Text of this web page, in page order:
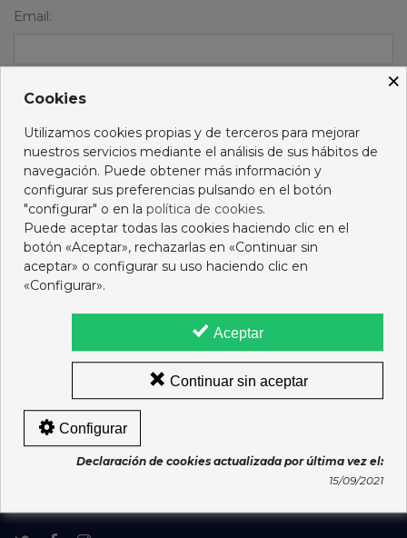
Email:
Titular: Ramón Andrés Gutiérrez del Olmo Miguel,
07491882T,Colegiadonº 2588
Farmacia C-321-F, Colegio Oficial de Farmacéuticos de A
Coruña
Sanidade | Subdirección Xeral de Inspección de Servizos
Sanitarios Teléfono: 881542702 | Email:
venda.distancia.medicamentos@sergas.es
INFORMACIÓN
CONTACTO
×
Cookies
Utilizamos cookies propias y de terceros para mejorar
nuestros servicios mediante el análisis de sus hábitos de
navegación. Puede obtener más información y
configurar sus preferencias pulsando en el botón
"configurar" o en la política de cookies.
Puede aceptar todas las cookies haciendo clic en el
botón «Aceptar», rechazarlas en «Continuar sin
aceptar» o configurar su uso haciendo clic en
«Configurar».
Aceptar
Continuar sin aceptar
Configurar
Declaración de cookies actualizada por última vez el:
15/09/2021